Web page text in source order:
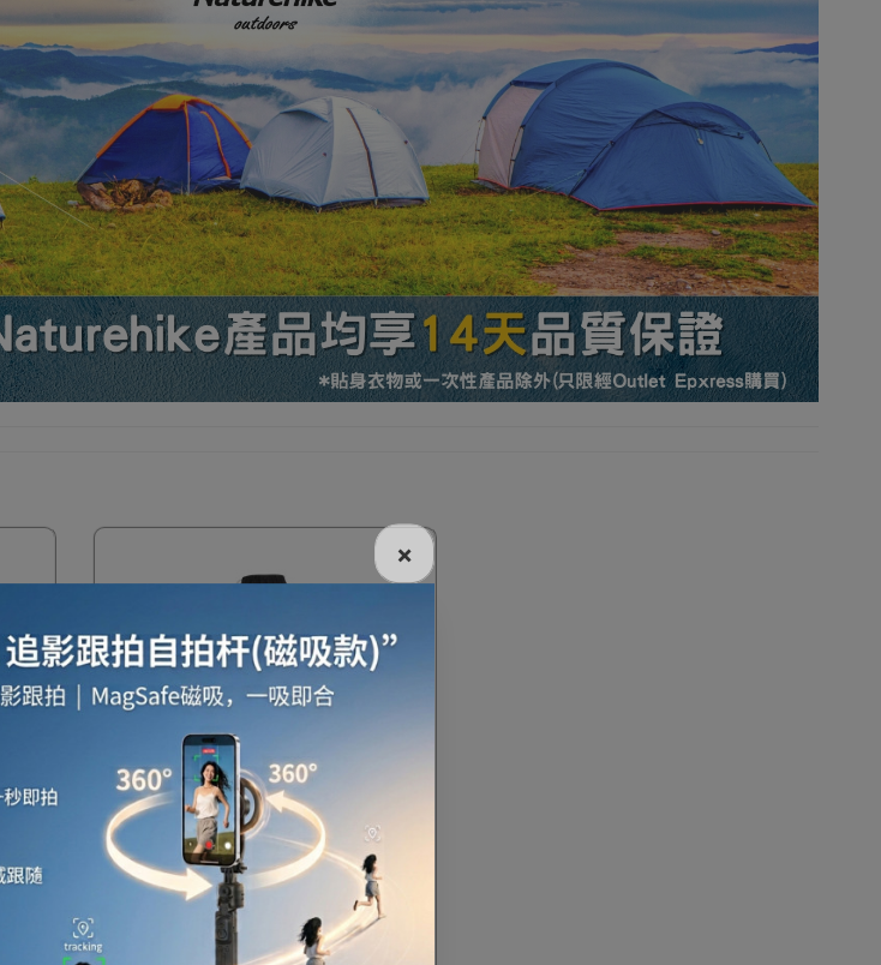
電筒 水樽及水杯 戶外衣物 行山遮陽帽 手提袋/手提包 露營燈
包 運動護具 運動襪 生活電器 居家生活 派對必備 保暖家電
沙灘用品 防曬用品
雨衣 旅行收納袋 防雨背包套
Naturehike 輕量化收納防風雨長褲
(NH21YJ003) - 黑色-XXL碼 | 荷葉
式拒水 | 無縫壓膠 | 呼吸式複合面料
$208
×